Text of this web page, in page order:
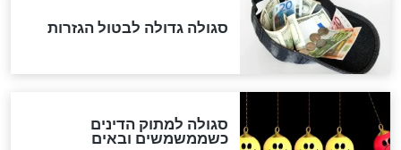
האם אפשר לחשב את הקץ?